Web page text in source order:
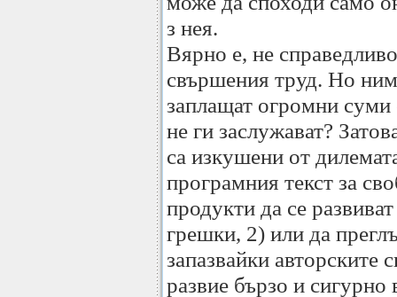
з нея.
Вярно е, не
свършения труд. Но
заплащат огромни суми
не ги заслужават?
са изкушени от
програмния текст за
продукти да се
грешки, 2) или да
запазвайки авторските
развие бързо и сигурно